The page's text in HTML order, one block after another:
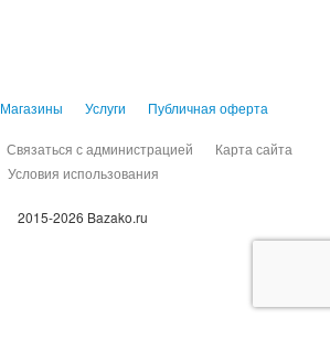
Магазины Услуги Публичная оферта
Связаться с администрацией
Карта сайта
Условия использования
2015-2026 Bazako.ru